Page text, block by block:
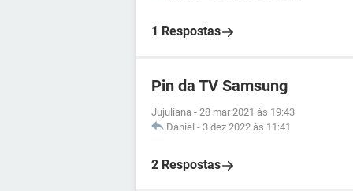
1 Respostas
Pin da TV Samsung
Jujuliana - 28 mar 2021 às 19:43
Daniel - 3 dez 2022 às 11:41
2 Respostas